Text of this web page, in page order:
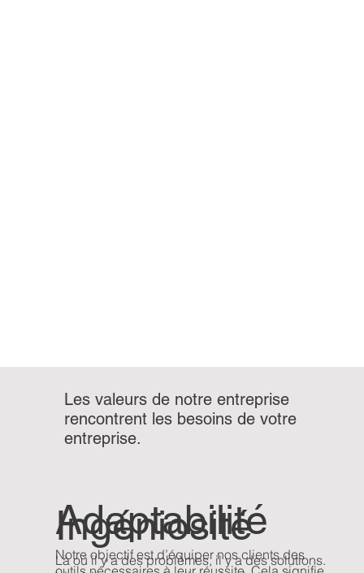
Les valeurs de notre entreprise
rencontrent les besoins de votre
entreprise.
Adaptabilité
Notre objectif est d’équiper nos clients des
Ingéniosité
Là où il y a des problèmes, il y a des solutions.